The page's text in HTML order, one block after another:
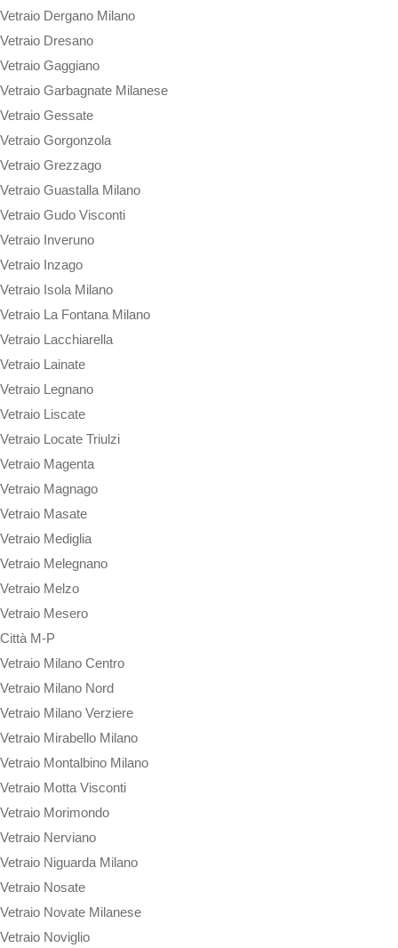
Vetraio Dergano Milano
Vetraio Dresano
Vetraio Gaggiano
Vetraio Garbagnate Milanese
Vetraio Gessate
Vetraio Gorgonzola
Vetraio Grezzago
Vetraio Guastalla Milano
Vetraio Gudo Visconti
Vetraio Inveruno
Vetraio Inzago
Vetraio Isola Milano
Vetraio La Fontana Milano
Vetraio Lacchiarella
Vetraio Lainate
Vetraio Legnano
Vetraio Liscate
Vetraio Locate Triulzi
Vetraio Magenta
Vetraio Magnago
Vetraio Masate
Vetraio Mediglia
Vetraio Melegnano
Vetraio Melzo
Vetraio Mesero
Città M-P
Vetraio Milano Centro
Vetraio Milano Nord
Vetraio Milano Verziere
Vetraio Mirabello Milano
Vetraio Montalbino Milano
Vetraio Motta Visconti
Vetraio Morimondo
Vetraio Nerviano
Vetraio Niguarda Milano
Vetraio Nosate
Vetraio Novate Milanese
Vetraio Noviglio